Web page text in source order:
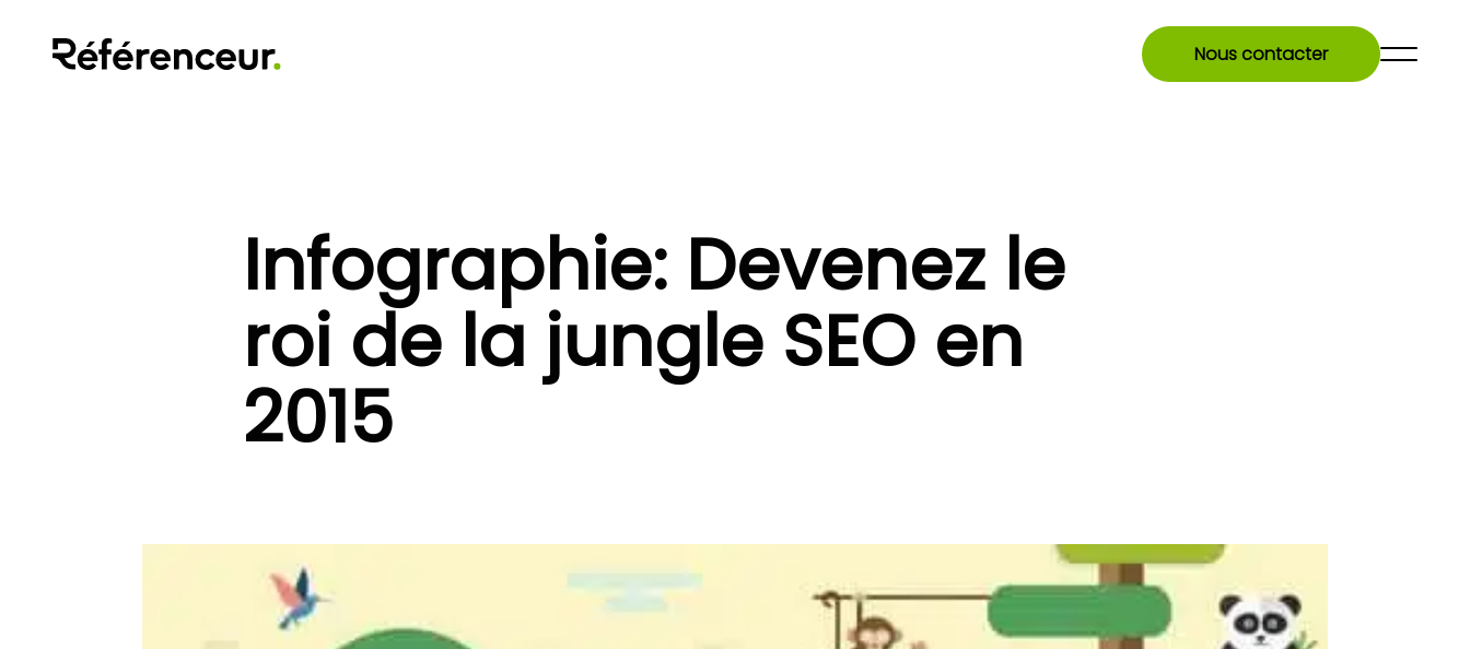
Nous contacter
Infographie: Devenez le
roi de la jungle SEO en
2015